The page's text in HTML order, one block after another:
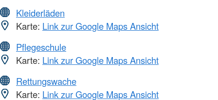
Kleiderläden
Karte: Link zur Google Maps Ansicht
Pflegeschule
Karte: Link zur Google Maps Ansicht
Rettungswache
Karte: Link zur Google Maps Ansicht